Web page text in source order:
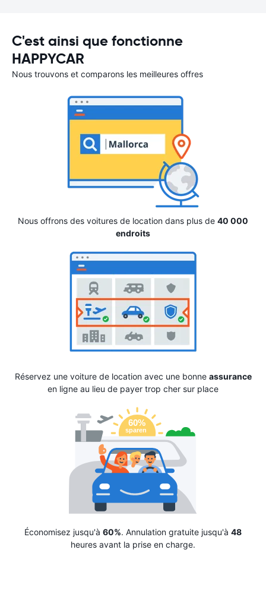
C'est ainsi que fonctionne
HAPPYCAR
Nous trouvons et comparons les meilleures offres
Nous offrons des voitures de location dans plus de 40 000
endroits
Réservez une voiture de location avec une bonne assurance
en ligne au lieu de payer trop cher sur place
Économisez jusqu'à 60%. Annulation gratuite jusqu'à 48
heures avant la prise en charge.